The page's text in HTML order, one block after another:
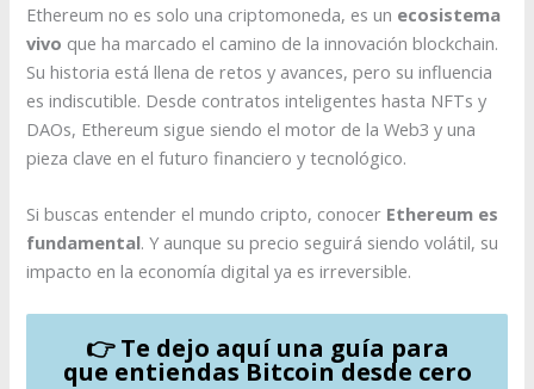
Ethereum no es solo una criptomoneda, es un ecosistema
vivo que ha marcado el camino de la innovación blockchain.
Su historia está llena de retos y avances, pero su influencia
es indiscutible. Desde contratos inteligentes hasta NFTs y
DAOs, Ethereum sigue siendo el motor de la Web3 y una
pieza clave en el futuro financiero y tecnológico.
Si buscas entender el mundo cripto, conocer Ethereum es
fundamental. Y aunque su precio seguirá siendo volátil, su
impacto en la economía digital ya es irreversible.
👉 Te dejo aquí una guía para
que entiendas Bitcoin desde cero